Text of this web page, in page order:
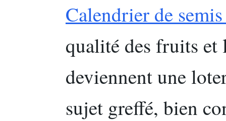
Calendrier de
qualité des fruits et
deviennent une
sujet greffé, bien